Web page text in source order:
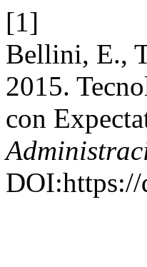
[1]
Bellini, E.,
2015.
con
DOI:https://